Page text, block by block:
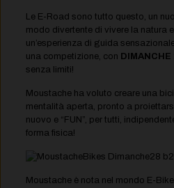
Le E-Road sono tutto questo, un
modo divertente di vivere la natura
un’esperienza di guida
una competizione, con DIMANCHE
senza limiti!
Moustache ha voluto creare una
mentalità aperta, pronto a
nuovo e “FUN”, per tutti,
forma fisica!
Moustache è nota nel mondo E-